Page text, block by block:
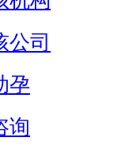
公司
孕
询